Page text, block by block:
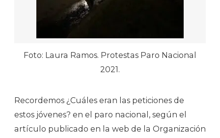
Foto: Laura Ramos. Protestas Paro Nacional
2021.
Recordemos ¿Cuáles eran las peticiones de
estos jóvenes? en el paro nacional, según el
artículo publicado en la web de la Organización